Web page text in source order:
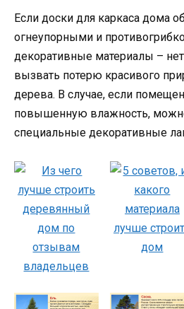
Если доски для каркаса дома
огнеупорными и
декоративные материалы –
вызвать потерю красивого
дерева. В случае, если
повышенную влажность,
специальные декоративные